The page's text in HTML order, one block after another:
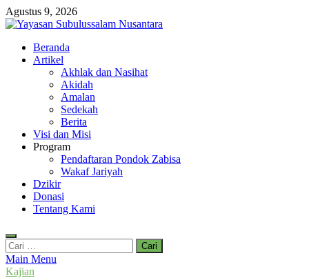
Skip
to
Agustus 9, 2026
Yayasan Subulussalam Nusantara
Yayasan Subulussalam Nusantara – Rumah Tahfidz Zabisa (Zaid bin
Tsabit) Temanggung – Tebar Manfaat untuk Ummat
Beranda
Artikel
Akhlak dan Nasihat
Akidah
Amalan
Sedekah
Berita
Visi dan Misi
Program
Pendaftaran Pondok Zabisa
Wakaf Jariyah
Dzikir
Donasi
Tentang Kami
Cari
untuk:
Main Menu
Kajian